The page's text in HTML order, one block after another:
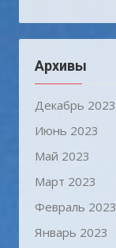
Архивы
Декабрь 2023
Июнь 2023
Май 2023
Март 2023
Февраль 2023
Январь 2023